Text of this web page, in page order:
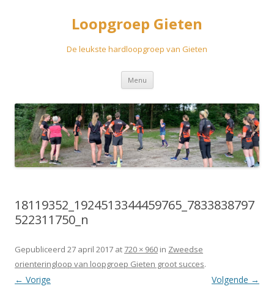
Loopgroep Gieten
De leukste hardloopgroep van Gieten
Menu Spring
inhoud
18119352_1924513344459765_7833838797
522311750_n
Gepubliceerd 27 april 2017 at 720 × 960 in Zweedse
orienteringloop van loopgroep Gieten groot succes.
← Vorige Volgende →